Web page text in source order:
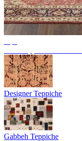
Designer Teppiche
Gabbeh Teppiche